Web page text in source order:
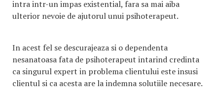
intra intr-un impas existential, fara sa mai aiba
ulterior nevoie de ajutorul unui psihoterapeut.
In acest fel se descurajeaza si o dependenta
nesanatoasa fata de psihoterapeut intarind credinta
ca singurul expert in problema clientului este insusi
clientul si ca acesta are la indemna solutiile necesare.